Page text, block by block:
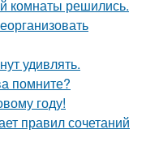
комнаты решились.
удивлять.
помните?
году!
правил сочетаний